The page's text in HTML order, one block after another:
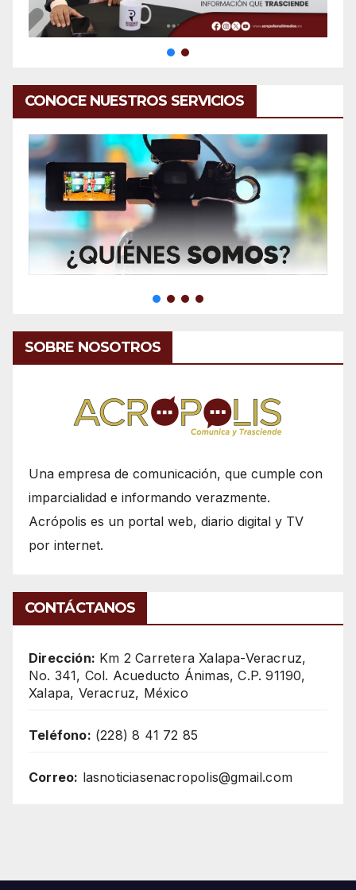
CONOCE NUESTROS SERVICIOS
SOBRE NOSOTROS
Una empresa de comunicación, que cumple con
imparcialidad e informando verazmente.
Acrópolis es un portal web, diario digital y TV
por internet.
CONTÁCTANOS
Dirección: Km 2 Carretera Xalapa-Veracruz,
No. 341, Col. Acueducto Ánimas, C.P. 91190,
Xalapa, Veracruz, México
Teléfono: (228) 8 41 72 85
Correo: lasnoticiasenacropolis@gmail.com